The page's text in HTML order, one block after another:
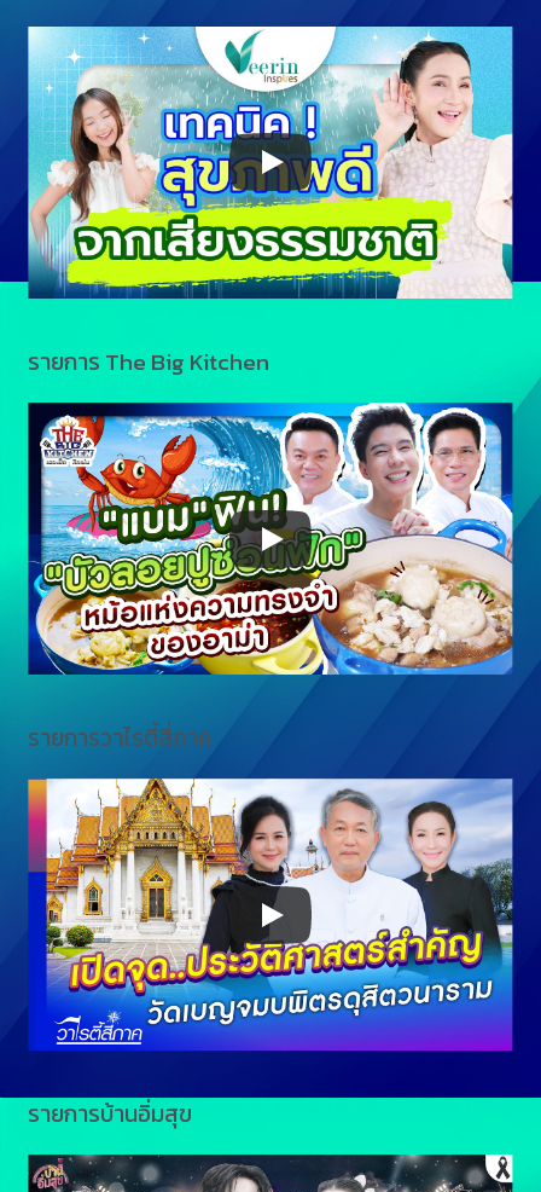
รายการ The Big Kitchen
รายการวาไรตี้สี่ภาค
รายการบ้านอิ่มสุข